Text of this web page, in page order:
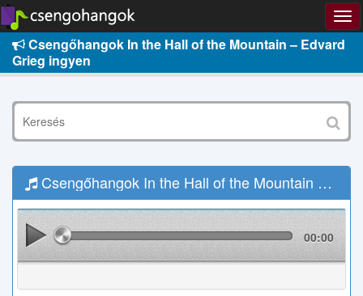
Csengőhangok In the Hall of the Mountain – Edvard
Grieg ingyen
Csengőhangok In the Hall of the Mountain – Edvard Grieg Letöltés
00:00